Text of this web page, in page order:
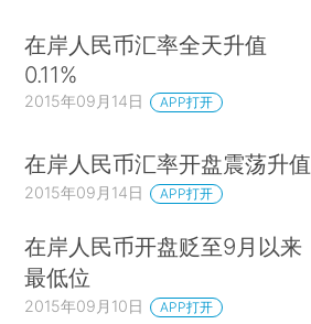
在岸人民币汇率全天升值
0.11%
2015年09月14日 APP打开
在岸人民币汇率开盘震荡升值
2015年09月14日 APP打开
在岸人民币开盘贬至9月以来
最低位
2015年09月10日 APP打开